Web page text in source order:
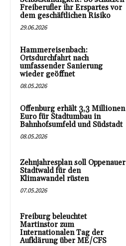
Freiberufler ihr Erspartes vor
dem geschäftlichen Risiko
29.06.2026
Hammereisenbach:
Ortsdurchfahrt nach
umfassender Sanierung
wieder geöffnet
08.05.2026
Offenburg erhält 3,3 Millionen
Euro für Stadtumbau in
Bahnhofsumfeld und Südstadt
08.05.2026
Zehnjahresplan soll Oppenauer
Stadtwald für den
Klimawandel rüsten
07.05.2026
Freiburg beleuchtet
Martinstor zum
Internationalen Tag der
Aufklärung über ME/CFS